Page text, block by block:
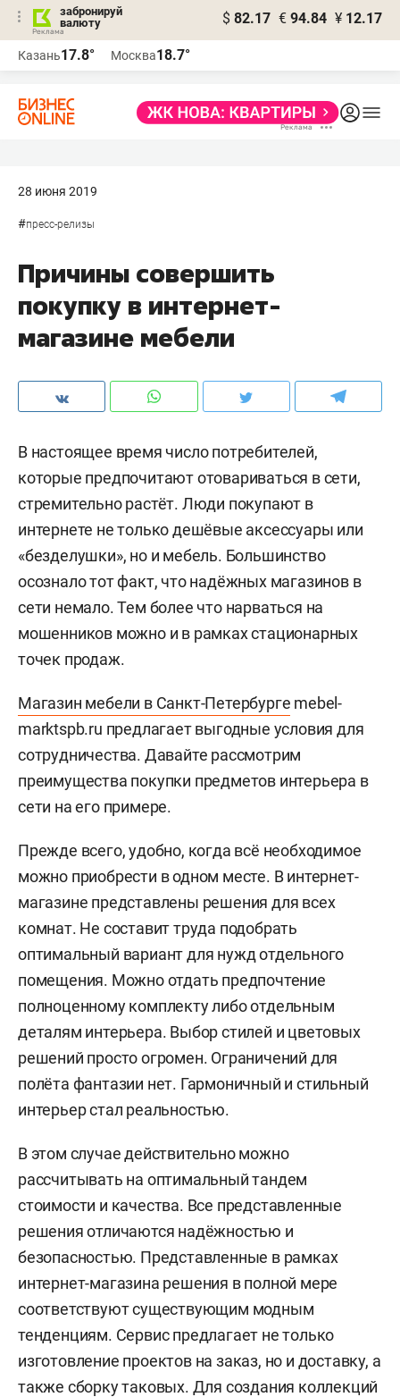
забронируй
валюту
$ 82.17 € 94.84 ¥ 12.17
Казань17.8° Москва18.7°
28 июня 2019
#пресс-релизы
Причины совершить
покупку в интернет-
магазине мебели
В настоящее время число потребителей,
которые предпочитают отовариваться в сети,
стремительно растёт. Люди покупают в
интернете не только дешёвые аксессуары или
«безделушки», но и мебель. Большинство
осознало тот факт, что надёжных магазинов в
сети немало. Тем более что нарваться на
мошенников можно и в рамках стационарных
точек продаж.
Магазин мебели в Санкт-Петербурге mebel-
marktspb.ru предлагает выгодные условия для
сотрудничества. Давайте рассмотрим
преимущества покупки предметов интерьера в
сети на его примере.
Прежде всего, удобно, когда всё необходимое
можно приобрести в одном месте. В интернет-
магазине представлены решения для всех
комнат. Не составит труда подобрать
оптимальный вариант для нужд отдельного
помещения. Можно отдать предпочтение
полноценному комплекту либо отдельным
деталям интерьера. Выбор стилей и цветовых
решений просто огромен. Ограничений для
полёта фантазии нет. Гармоничный и стильный
интерьер стал реальностью.
В этом случае действительно можно
рассчитывать на оптимальный тандем
стоимости и качества. Все представленные
решения отличаются надёжностью и
безопасностью. Представленные в рамках
интернет-магазина решения в полной мере
соответствуют существующим модным
тенденциям. Сервис предлагает не только
изготовление проектов на заказ, но и доставку, а
также сборку таковых. Для создания коллекций